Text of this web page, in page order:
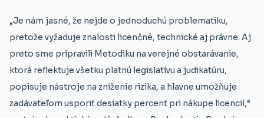
„Je nám jasné, že nejde o jednoduchú problematiku,
pretože vyžaduje znalosti licenčné, technické aj právne. Aj
preto sme pripravili Metodiku na verejné obstarávanie,
ktorá reflektuje všetku platnú legislatívu a judikatúru,
popisuje nástroje na zníženie rizika, a hlavne umožňuje
zadávateľom usporiť desiatky percent pri nákupe licencií,“